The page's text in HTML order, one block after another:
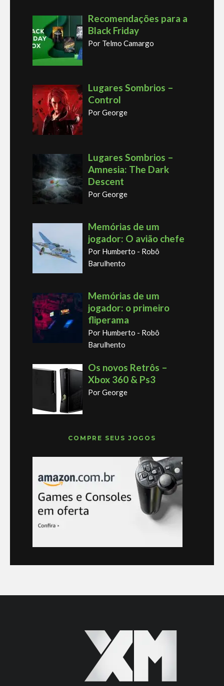
Recomendações para a
Black Friday
Por Telmo Camargo
Lugares Sombrios –
Control
Por George
Lugares Sombrios –
Amnesia: The Dark
Descent
Por George
Memórias de um
jogador: O avião chefe
Por Humberto - Robô
Barulhento
Memórias de um
jogador: o primeiro
fliperama
Por Humberto - Robô
Barulhento
Os novos Retrôs –
Xbox 360 & Ps3
Por George
COMPRE SEUS JOGOS